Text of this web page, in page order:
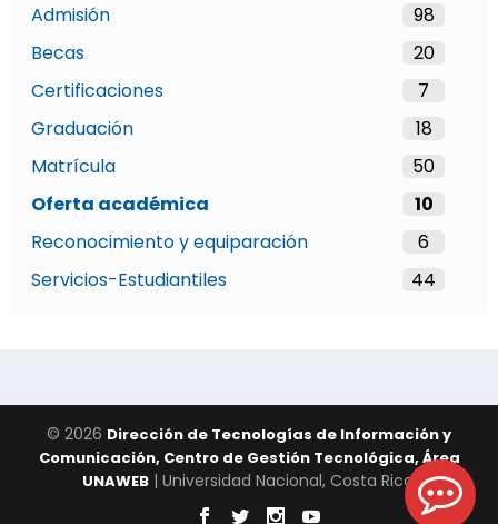
Admisión
98
Becas
20
Certificaciones
7
Graduación
18
Matrícula
50
Oferta académica
10
Reconocimiento y equiparación
6
Servicios-Estudiantiles
44
© 2026 Dirección de Tecnologías de Información y
Comunicación, Centro de Gestión Tecnológica, Área
UNAWEB| Universidad Nacional, Costa Rica.